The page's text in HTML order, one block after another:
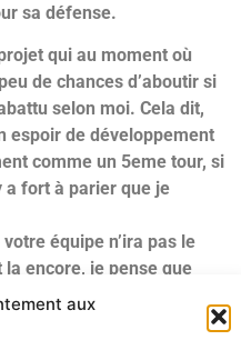
aux
sa défense.
qui au moment où
de chances d’aboutir si
selon moi. Cela dit,
espoir de développement
comme un 5eme tour, si
a fort à parier que je
équipe n’ira pas le
encore, je pense que
important.